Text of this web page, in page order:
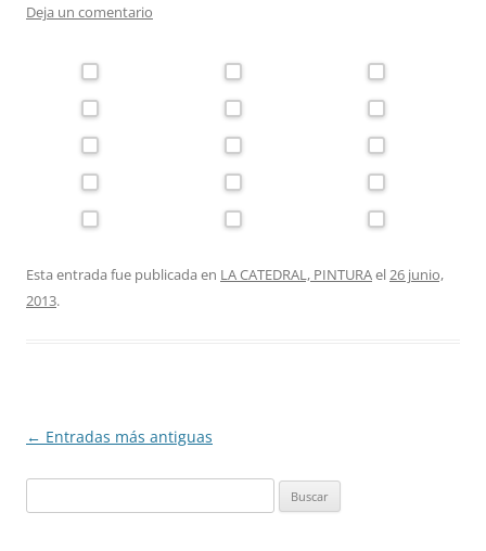
Deja un comentario
Esta entrada fue publicada en LA CATEDRAL, PINTURAel26 junio,
2013.
Navegación
← Entradas más antiguas